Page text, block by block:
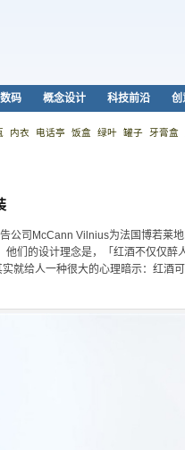
码 概念设计 科技前沿 创
内衣 电话亭 饭盒 绿叶 罐子 牙膏盒
公司McCann Vilnius为法国博若莱
他们的设计理念是，「红酒不仅仅醉
就给人一种很大的心理暗示：红酒